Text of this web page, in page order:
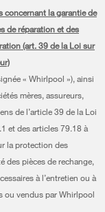
concernant la garantie de
de réparation et des
(art. 39 de la Loi sur
« Whirlpool »), ainsi
mères, assureurs,
de l’article 39 de la Loi
et des articles 79.18 à
la protection des
des pièces de rechange,
à l’entretien ou à
ou vendus par Whirlpool